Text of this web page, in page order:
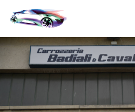
contenuto